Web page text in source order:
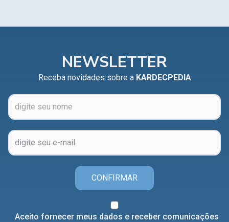
NEWSLETTER
Receba novidades sobre a KARDECPEDIA
CONFIRMAR
Aceito fornecer meus dados e receber comunicações